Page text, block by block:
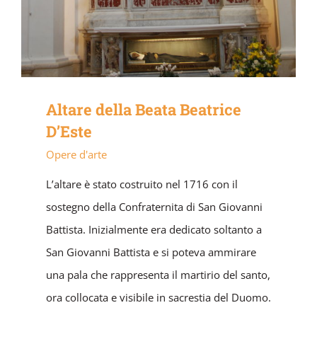
Altare della Beata Beatrice
D’Este
Opere d'arte
L’altare è stato costruito nel 1716 con il
sostegno della Confraternita di San Giovanni
Battista. Inizialmente era dedicato soltanto a
San Giovanni Battista e si poteva ammirare
una pala che rappresenta il martirio del santo,
ora collocata e visibile in sacrestia del Duomo.